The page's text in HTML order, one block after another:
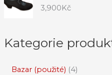
3,900Kč
Kategorie
Bazar (použité) 4